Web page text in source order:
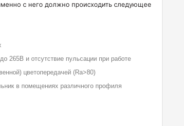
с него должно происходить следующее
265В и отсутствие пульсации при работе
цветопередачей (Ra>80)
в помещениях различного профиля